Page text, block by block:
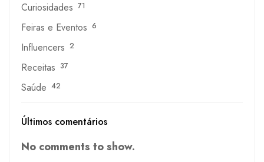
Curiosidades 71
Feiras e Eventos 6
Influencers 2
Receitas 37
Saúde 42
Últimos comentários
No comments to show.